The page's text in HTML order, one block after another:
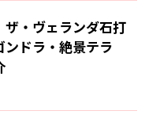
ザ・ヴェランダ石打
ドラ・絶景テラ